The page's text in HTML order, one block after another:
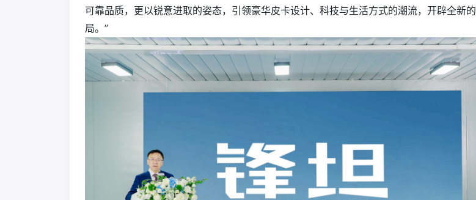
可靠品质，更以锐意进取的姿态，引领豪华皮卡设计、科技与生活方式的潮流，开辟全新
局。”